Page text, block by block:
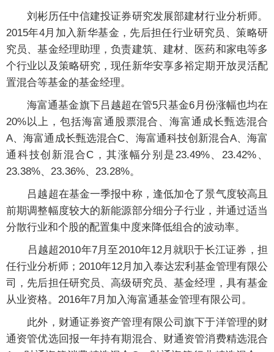
刘彬历任中信建投证券研究发展部建材行业分析师。
2015年4月加入新华基金，先后担任行业研究员、策略研
究员、基金经理助理，负责建筑、建材、医药和家电等多
个行业以及策略研究，现任新华安享多裕定期开放灵活配
置混合等基金的基金经理。
海富通基金旗下吕越超在管5只基金6月份涨幅也均在
20%以上，包括海富通股票混合、海富通成长甄选混合
A、海富通成长甄选混合C、海富通科技创新混合A、海富
通科技创新混合C，其涨幅分别是23.49%、23.42%、
23.38%、23.36%、23.28%。
吕越超在基金一季报中称，逢低加仓了景气度较高且
前期调整幅度较大的新能源部分细分子行业，并通过适当
分散行业和个股的配置集中度来降低组合的波动率。
吕越超2010年7月至2010年12月就职于长江证券，担
任行业分析师；2010年12月加入泰达宏利基金管理有限公
司，先后担任研究员、高级研究员、基金经理，具有基金
从业资格。2016年7月加入海富通基金管理有限公司。
此外，财通证券资产管理有限公司旗下于洋管理的财
通资管优选回报一年持有期混合、财通资管消费精选混合